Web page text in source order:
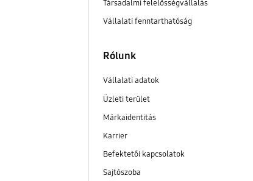
Társadalmi felelősségvállalás
Vállalati fenntarthatóság
Rólunk
Vállalati adatok
Üzleti terület
Márkaidentitás
Karrier
Befektetői kapcsolatok
Sajtószoba